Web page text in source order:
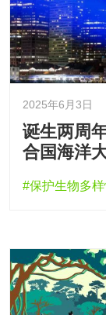
2025年6月3日
诞生两周
合国海洋
#保护生物多样